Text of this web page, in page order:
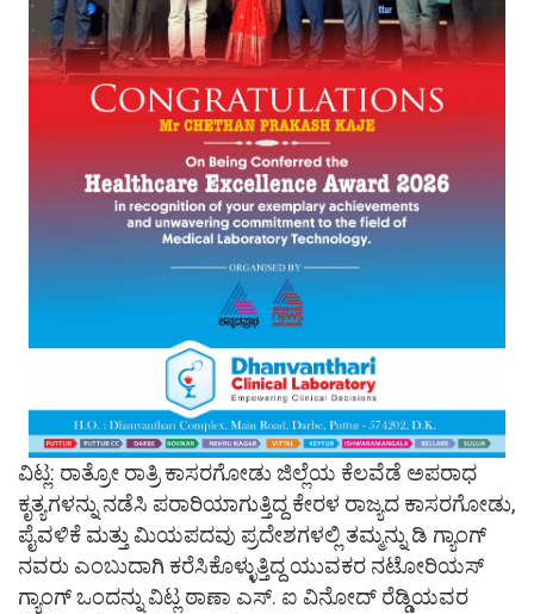
ವಿಟ್ಲ: ರಾತ್ರೋ ರಾತ್ರಿ ಕಾಸರಗೋಡು ಜಿಲ್ಲೆಯ ಕೆಲವೆಡೆ ಅಪರಾಧ
ಕೃತ್ಯಗಳನ್ನು ನಡೆಸಿ ಪರಾರಿಯಾಗುತ್ತಿದ್ದ ಕೇರಳ ರಾಜ್ಯದ ಕಾಸರಗೋಡು,
ಪೈವಳಿಕೆ ಮತ್ತು ಮಿಯಪದವು ಪ್ರದೇಶಗಳಲ್ಲಿ ತಮ್ಮನ್ನು ಡಿ ಗ್ಯಾಂಗ್
ನವರು ಎಂಬುದಾಗಿ ಕರೆಸಿಕೊಳ್ಳುತ್ತಿದ್ದ ಯುವಕರ ನಟೋರಿಯಸ್
ಗ್ಯಾಂಗ್ ಒಂದನ್ನು ವಿಟ್ಲ ಠಾಣಾ ಎಸ್. ಐ ವಿನೋದ್ ರೆಡ್ಡಿಯವರ